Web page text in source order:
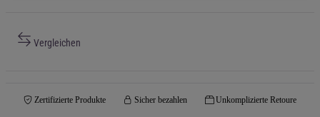
Vergleichen
Zertifizierte Produkte Sicher bezahlen Unkomplizierte Retoure